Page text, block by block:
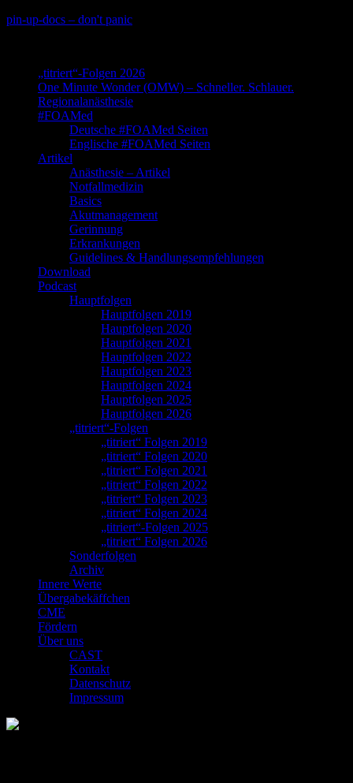
Skip
pin-up-docs – don't panic
„titriert“-Folgen 2026
One Minute Wonder (OMW) – Schneller. Schlauer.
Regionalanästhesie
#FOAMed
Deutsche #FOAMed Seiten
Englische #FOAMed Seiten
Artikel
Anästhesie – Artikel
Notfallmedizin
Basics
Akutmanagement
Gerinnung
Erkrankungen
Guidelines & Handlungsempfehlungen
Download
Podcast
Hauptfolgen
Hauptfolgen 2019
Hauptfolgen 2020
Hauptfolgen 2021
Hauptfolgen 2022
Hauptfolgen 2023
Hauptfolgen 2024
Hauptfolgen 2025
Hauptfolgen 2026
„titriert“-Folgen
„titriert“ Folgen 2019
„titriert“ Folgen 2020
„titriert“ Folgen 2021
„titriert“ Folgen 2022
„titriert“ Folgen 2023
„titriert“ Folgen 2024
„titriert“-Folgen 2025
„titriert“ Folgen 2026
Sonderfolgen
Archiv
Innere Werte
Übergabekäffchen
CME
Fördern
Über uns
CAST
Kontakt
Datenschutz
Impressum